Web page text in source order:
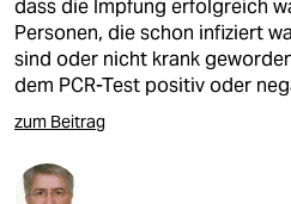
dass die Impfung erfolgreich
Personen, die schon infiziert
sind oder nicht krank
dem PCR-Test positiv oder
zum Beitrag